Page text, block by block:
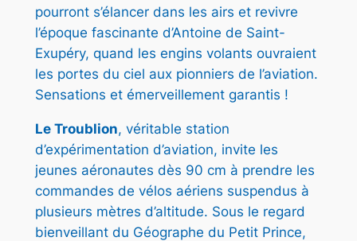
pourront s’élancer dans les airs et revivre
l’époque fascinante d’Antoine de Saint-
Exupéry, quand les engins volants ouvraient
les portes du ciel aux pionniers de l’aviation.
Sensations et émerveillement garantis !
Le Troublion, véritable station
d’expérimentation d’aviation, invite les
jeunes aéronautes dès 90 cm à prendre les
commandes de vélos aériens suspendus à
plusieurs mètres d’altitude. Sous le regard
bienveillant du Géographe du Petit Prince,